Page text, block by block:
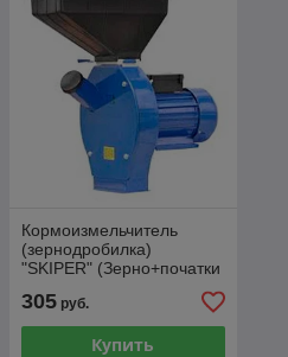
Кормоизмельчитель
(зернодробилка)
"SKIPER" (Зерно+початки
305руб.
Купить